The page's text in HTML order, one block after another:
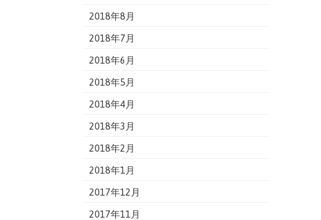
2018年8月
2018年7月
2018年6月
2018年5月
2018年4月
2018年3月
2018年2月
2018年1月
2017年12月
2017年11月